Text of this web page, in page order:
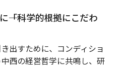
――「科学的根拠にこだわ
出すために、コンディショ
西の経営哲学に共鳴し、研